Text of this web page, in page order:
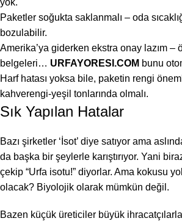
yok.
Paketler soğukta saklanmalı – oda
bozulabilir.
Amerika’ya giderken ekstra onay lazım –
belgeleri… URFAYORESI.COM bunu
Harf hatası yoksa bile, paketin rengi
kahverengi-yeşil tonlarında olmalı.
Sık Yapılan Hatalar
Bazı şirketler ‘İsot’ diye satıyor ama
da başka bir şeylerle karıştırıyor. Yani
çekip “Urfa isotu!” diyorlar. Ama kokusu
olacak? Biyolojik olarak mümkün değil.
Bazen küçük üreticiler büyük